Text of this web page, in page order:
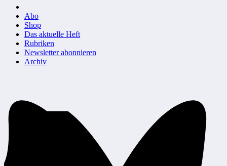
Abo
Shop
Das aktuelle Heft
Rubriken
Newsletter abonnieren
Archiv